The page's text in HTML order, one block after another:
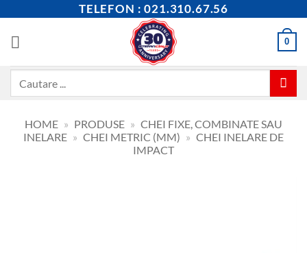
content
TELEFON : 021.310.67.56
0
HOME » PRODUSE » CHEI FIXE, COMBINATE SAU
INELARE » CHEI METRIC (MM) » CHEI INELARE DE
IMPACT